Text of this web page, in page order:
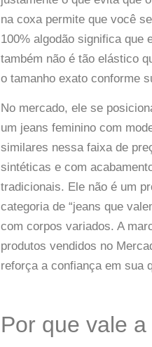
na coxa permite que você
100% algodão significa
também não é tão elástico
o tamanho exato conforme
No mercado, ele se
um jeans feminino com
similares nessa faixa de
sintéticas e com
tradicionais. Ele não é um
categoria de “jeans que
com corpos variados. A
produtos vendidos no
reforça a confiança em sua
Por que vale